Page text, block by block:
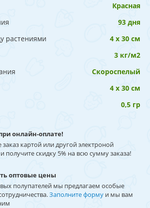
Красная
93 дня
растениями
4 х 30 см
3 кг/м2
Скороспелый
4 х 30 см
0,5 гр
онлайн-оплате!
заказ картой или другой электроной
получите скидку 5% на всю сумму заказа!
оптовые цены
полупателей мы предлагаем особые
Заполните форму и мы вам